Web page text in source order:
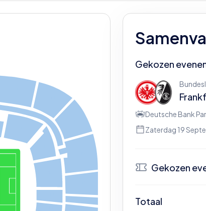
Gekozen
Deutsche Bank
Zaterdag 19
Gekozen
Totaal